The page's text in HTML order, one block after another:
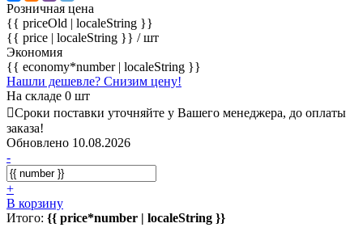
Розничная цена
{{ priceOld | localeString }}
{{ price | localeString }} / шт
Экономия
{{ economy*number | localeString }}
Нашли дешевле? Снизим цену!
На складе 0 шт
Сроки поставки уточняйте у Вашего менеджера, до оплаты
заказа!
Обновлено 10.08.2026
-
+
В корзину
Итого: {{ price*number | localeString }}